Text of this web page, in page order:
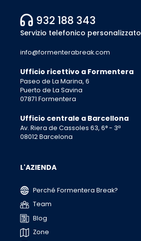
932 188 343
Servizio telefonico personalizzato
info@formenterabreak.com
Ufficio ricettivo a Formentera
Paseo de La Marina, 6
Puerto de La Savina
07871 Formentera
Ufficio centrale a Barcellona
Av. Riera de Cassoles 63, 6° - 3ª
08012 Barcelona
L'AZIENDA
Perché Formentera Break?
Team
Blog
Zone